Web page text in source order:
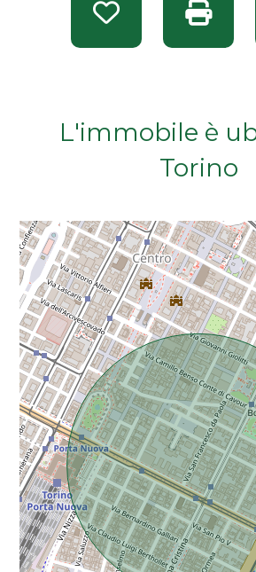
Preferiti: Rif. IMM
L'immobile è
Torino
Da € 200.000 a € 400.000
Da € 800.000 a € 1.000.000
Da € 2.000.000 a € 5.000.000
Da € 5.000.000 a € 10.000.000
Oltre € 10.000.000
Totale
mq